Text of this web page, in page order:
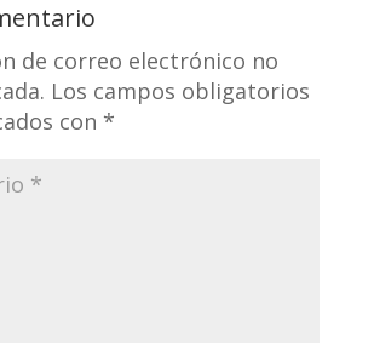
de correo electrónico no
Los campos obligatorios
con *